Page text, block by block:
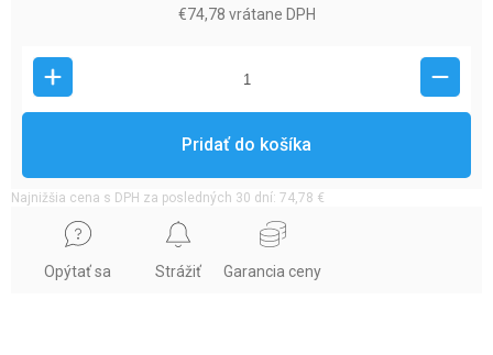
€74,78 vrátane DPH
Pridať do košíka
Najnižšia cena s DPH za posledných 30 dní: 74,78 €
Opýtať sa Strážiť Garancia ceny